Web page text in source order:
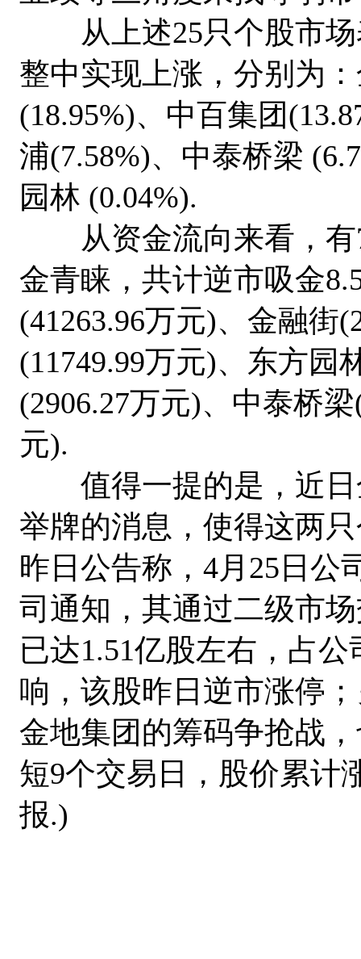
从上述25只个股市场
整中实现上涨，分别为
(18.95%)、中百集团
浦(7.58%)、中泰桥梁
园林 (0.04%).
从资金流向来看，有7
金青睐，共计逆市吸金
(41263.96万元)、金融街
(11749.99万元)、东方园
(2906.27万元)、中泰桥
元).
值得一提的是，近日
举牌的消息，使得这两
昨日公告称，4月25日公
司通知，其通过二级市
已达1.51亿股左右，占
响，该股昨日逆市涨停
金地集团的筹码争抢战
短9个交易日，股价累计
报.)